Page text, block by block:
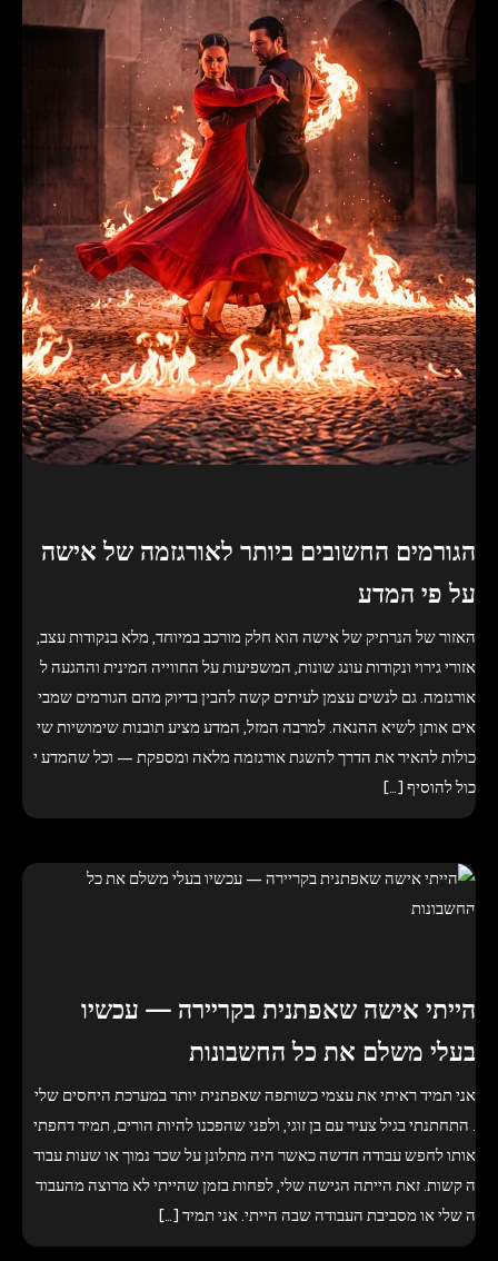
הגורמים החשובים ביותר לאורגזמה של אישה
על פי המדע
האזור של הנרתיק של אישה הוא חלק מורכב במיוחד, מלא בנקודות עצב,
אזורי גירוי ונקודות עונג שונות, המשפיעות על החווייה המינית וההגעה ל
אורגזמה. גם לנשים עצמן לעיתים קשה להבין בדיוק מהם הגורמים שמבי
אים אותן לשיא ההנאה. למרבה המזל, המדע מציע תובנות שימושיות שי
כולות להאיר את הדרך להשגת אורגזמה מלאה ומספקת — וכל שהמדע י
כול להוסיף […]
הייתי אישה שאפתנית בקריירה — עכשיו
בעלי משלם את כל החשבונות
אני תמיד ראיתי את עצמי כשותפה שאפתנית יותר במערכת היחסים שלי
. התחתנתי בגיל צעיר עם בן זוגי, ולפני שהפכנו להיות הורים, תמיד דחפתי
אותו לחפש עבודה חדשה כאשר היה מתלונן על שכר נמוך או שעות עבוד
ה קשות. זאת הייתה הגישה שלי, לפחות בזמן שהייתי לא מרוצה מהעבוד
ה שלי או מסביבת העבודה שבה הייתי. אני תמיד […]